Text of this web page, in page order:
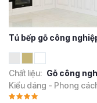
Tủ bếp gỗ công
Chất liệu: Gỗ công
Kiểu dáng - Phong